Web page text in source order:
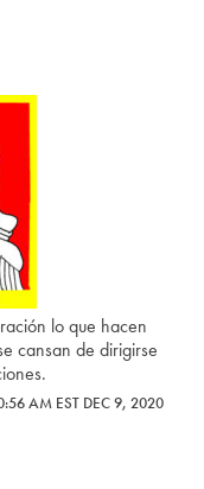
lo que hacen
cansan de dirigirse
AM EST DEC 9, 2020